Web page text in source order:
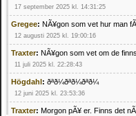
17 september 2025 kl. 14:31:25
Gregee: NÃ¥gon som vet hur man
12 augusti 2025 kl. 19:00:16
Traxter: NÃ¥gon som vet om de
11 juli 2025 kl. 22:28:43
Högdahl: ðªð¼ðªð¼ðªð¼
12 juni 2025 kl. 23:53:36
Traxter: Morgon pÃ¥ er. Finns det